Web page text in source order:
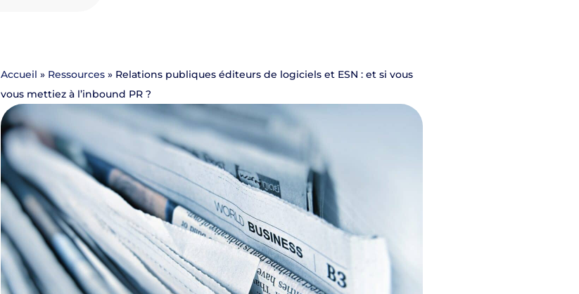
Accueil » Ressources » Relations publiques éditeurs de logiciels et ESN : et si vous
vous mettiez à l’inbound PR ?